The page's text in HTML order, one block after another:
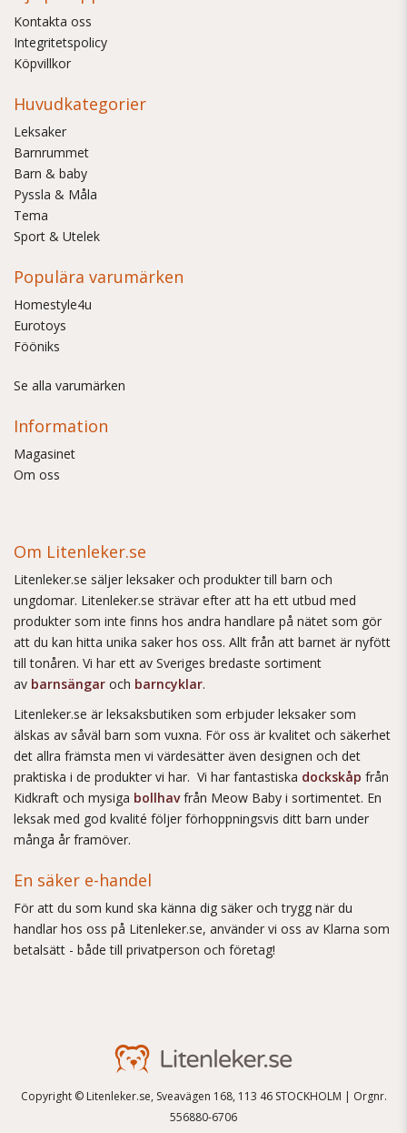
Kontakta oss
Integritetspolicy
Köpvillkor
Huvudkategorier
Leksaker
Barnrummet
Barn & baby
Pyssla & Måla
Tema
Sport & Utelek
Populära varumärken
Homestyle4u
Eurotoys
Fööniks
Se alla varumärken
Information
Magasinet
Om oss
Om Litenleker.se
Litenleker.se säljer leksaker och produkter till barn och
ungdomar. Litenleker.se strävar efter att ha ett utbud med
produkter som inte finns hos andra handlare på nätet som gör
att du kan hitta unika saker hos oss. Allt från att barnet är nyfött
till tonåren. Vi har ett av Sveriges bredaste sortiment
av barnsängar och barncyklar.
Litenleker.se är leksaksbutiken som erbjuder leksaker som
älskas av såväl barn som vuxna. För oss är kvalitet och säkerhet
det allra främsta men vi värdesätter även designen och det
praktiska i de produkter vi har. Vi har fantastiska dockskåp från
Kidkraft och mysiga bollhavfrån Meow Baby i sortimentet. En
leksak med god kvalité följer förhoppningsvis ditt barn under
många år framöver.
En säker e-handel
För att du som kund ska känna dig säker och trygg när du
handlar hos oss på Litenleker.se, använder vi oss av Klarna som
betalsätt - både till privatperson och företag!
Copyright © Litenleker.se, Sveavägen 168, 113 46 STOCKHOLM | Orgnr.
556880-6706